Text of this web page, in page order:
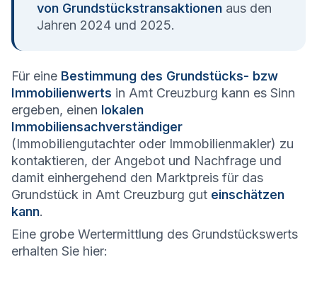
von Grundstückstransaktionen aus den
Jahren 2024 und 2025.
Für eine Bestimmung des Grundstücks- bzw
Immobilienwerts in Amt Creuzburg kann es Sinn
ergeben, einen lokalen
Immobiliensachverständiger
(Immobiliengutachter oder Immobilienmakler) zu
kontaktieren, der Angebot und Nachfrage und
damit einhergehend den Marktpreis für das
Grundstück in Amt Creuzburg gut einschätzen
kann.
Eine grobe Wertermittlung des Grundstückswerts
erhalten Sie hier: